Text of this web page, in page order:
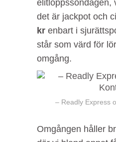
elitloppssöndagen,
det är jackpot och
kr enbart i
står som värd för
omgång.
– Readly Express
Omgången håller